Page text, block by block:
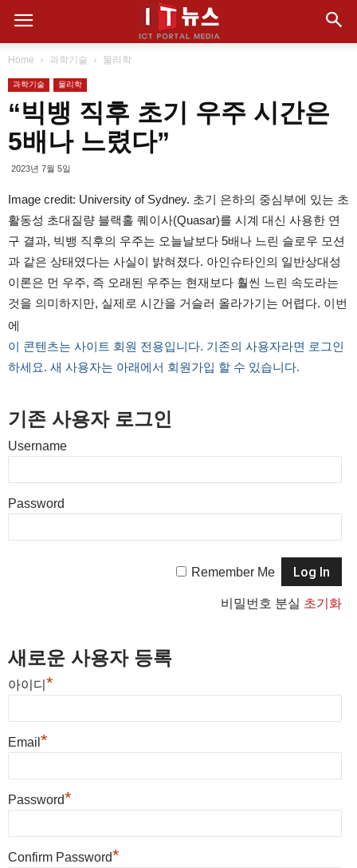
Home 과학기술 물리학
과학기술 물리학
“빅뱅 직후 초기 우주 시간은
5배나 느렸다”
2023년 7월 5일
Image credit: University of Sydney. 초기 은하의 중심부에 있는 초
활동성 초대질량 블랙홀 퀘이사(Quasar)를 시계 대신 사용한 연
구 결과, 빅뱅 직후의 우주는 오늘날보다 5배나 느린 슬로우 모션
과 같은 상태였다는 사실이 밝혀졌다. 아인슈타인의 일반상대성
이론은 먼 우주, 즉 오래된 우주는 현재보다 훨씬 느린 속도라는
것을 의미하지만, 실제로 시간을 거슬러 올라가기는 어렵다. 이번
에
이 콘텐츠는 사이트 회원 전용입니다. 기존의 사용자라면 로그인
하세요. 새 사용자는 아래에서 회원가입 할 수 있습니다.
기존 사용자 로그인
Username
Password
Remember Me
비밀번호 분실 초기화
새로운 사용자 등록
아이디 *
Email *
Password*
Confirm Password*